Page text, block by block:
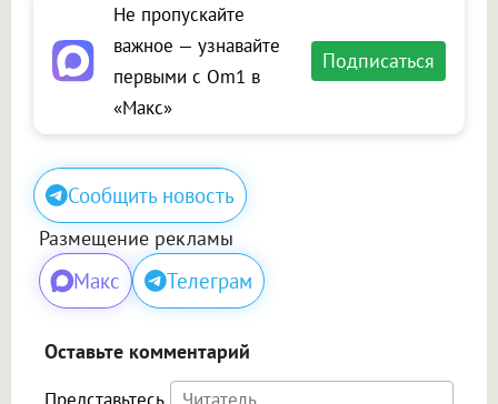
Не пропускайте
важное — узнавайте
первыми с Om1 в
«Макс»
Подписаться
Сообщить новость
Размещение рекламы
Макс Телеграм
Оставьте комментарий